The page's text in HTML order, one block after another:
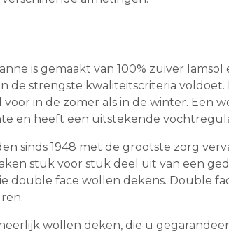
is gemaakt van 100% zuiver
de strengste kwaliteitscriteria
in de zomer als in de winter. Een
en heeft een uitstekende
sinds 1948 met de grootste zorg
stuk voor stuk deel uit van een
double face wollen dekens. Double
wollen deken, die u